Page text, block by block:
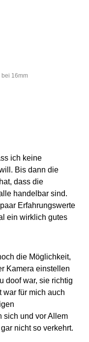
bei 16mm
ich keine
Bis dann die
dass die
handelbar sind.
Erfahrungswerte
ein wirklich gutes
die Möglichkeit,
Kamera einstellen
doof war, sie richtig
war für mich auch
sich und vor Allem
nicht so verkehrt.